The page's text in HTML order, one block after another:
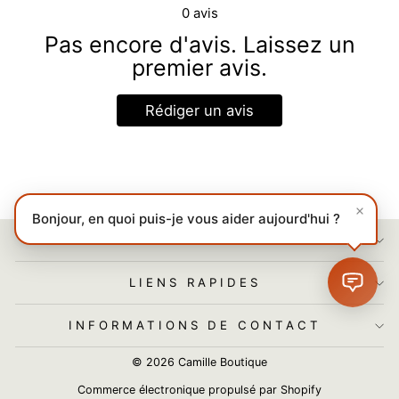
0 avis
Pas encore d'avis. Laissez un
premier avis.
Rédiger un avis
LIENS RAPIDES
INFORMATIONS DE CONTACT
© 2026 Camille Boutique
Commerce électronique propulsé par Shopify
Bonjour, en quoi puis-je vous aider aujourd'hui ?